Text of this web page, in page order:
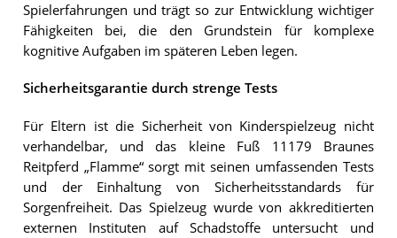
Spielerfahrungen und trägt so zur Entwicklung wichtiger
Fähigkeiten bei, die den Grundstein für komplexe
kognitive Aufgaben im späteren Leben legen.
Sicherheitsgarantie durch strenge Tests
Für Eltern ist die Sicherheit von Kinderspielzeug nicht
verhandelbar, und das kleine Fuß 11179 Braunes
Reitpferd „Flamme“ sorgt mit seinen umfassenden Tests
und der Einhaltung von Sicherheitsstandards für
Sorgenfreiheit. Das Spielzeug wurde von akkreditierten
externen Instituten auf Schadstoffe untersucht und